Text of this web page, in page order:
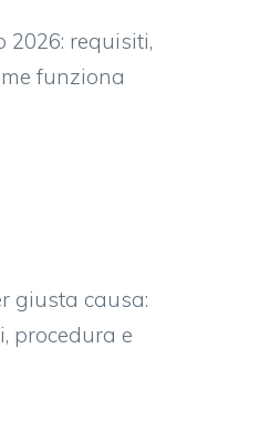
2026: requisiti,
funziona
giusta causa:
procedura e